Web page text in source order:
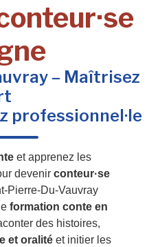
– Maîtrisez
professionnel·le
et apprenez les
devenirconteur·se
Pierre-Du-Vauvray
formation conte en
des histoires,
et oralité et initier les